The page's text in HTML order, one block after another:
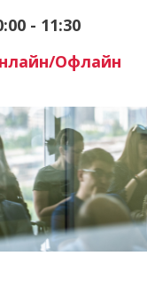
- 11:30
Офлайн